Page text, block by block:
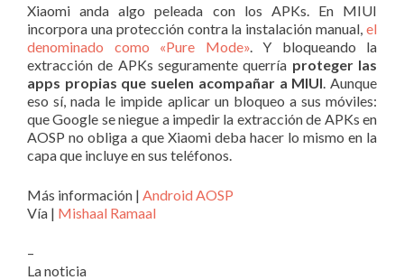
Xiaomi anda algo peleada con los APKs. En MIUI
incorpora una protección contra la instalación manual, el
denominado como «Pure Mode». Y bloqueando la
extracción de APKs seguramente querría proteger las
apps propias que suelen acompañar a MIUI . Aunque
eso sí, nada le impide aplicar un bloqueo a sus móviles:
que Google se niegue a impedir la extracción de APKs en
AOSP no obliga a que Xiaomi deba hacer lo mismo en la
capa que incluye en sus teléfonos.
Más información | Android AOSP
Vía | Mishaal Ramaal
–
La noticia